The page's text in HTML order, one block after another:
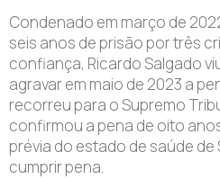
Condenado em março de
seis anos de prisão por três
confiança, Ricardo Salgado
agravar em maio de 2023 a
recorreu para o Supremo
confirmou a pena de oito
prévia do estado de saúde
cumprir pena.